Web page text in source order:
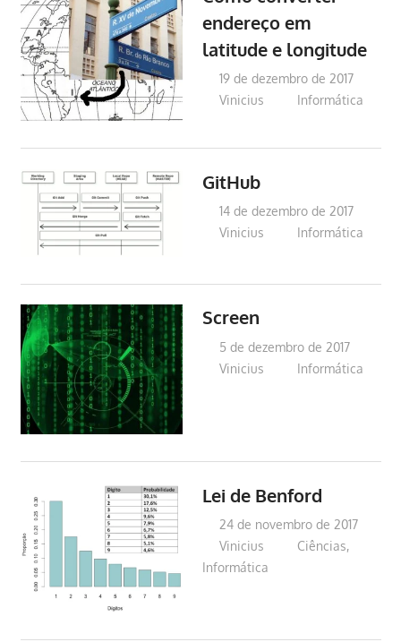
endereço em
latitude e longitude
19 de dezembro de 2017
Vinicius
Informática
GitHub
14 de dezembro de 2017
Vinicius
Informática
Screen
5 de dezembro de 2017
Vinicius
Informática
Lei de Benford
24 de novembro de 2017
Vinicius
Ciências,
Informática